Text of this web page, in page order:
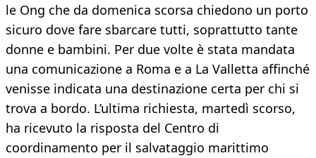
le Ong che da domenica scorsa chiedono un porto
sicuro dove fare sbarcare tutti, soprattutto tante
donne e bambini. Per due volte è stata mandata
una comunicazione a Roma e a La Valletta affinché
venisse indicata una destinazione certa per chi si
trova a bordo. L’ultima richiesta, martedì scorso,
ha ricevuto la risposta del Centro di
coordinamento per il salvataggio marittimo